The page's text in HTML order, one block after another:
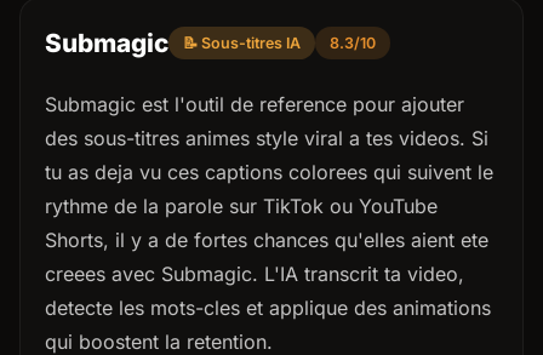
Submagic 📝 Sous-titres IA 8.3/10
Submagic est l'outil de reference pour ajouter
des sous-titres animes style viral a tes videos. Si
tu as deja vu ces captions colorees qui suivent le
rythme de la parole sur TikTok ou YouTube
Shorts, il y a de fortes chances qu'elles aient ete
creees avec Submagic. L'IA transcrit ta video,
detecte les mots-cles et applique des animations
qui boostent la retention.